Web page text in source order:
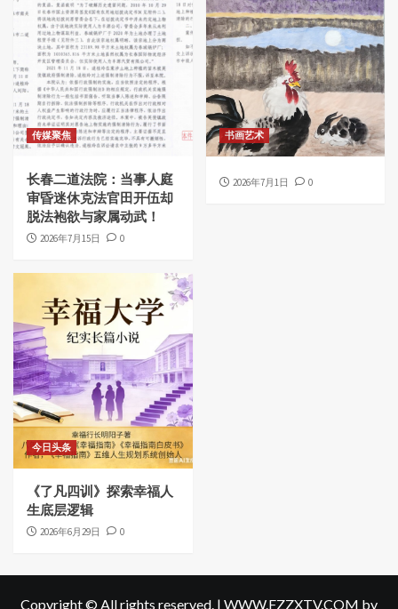
传媒聚焦
长春二道法院：当事人庭
审昏迷休克法官田开伍却
脱法袍欲与家属动武！
2026年7月15日 0
书画艺术
2026年7月1日 0
今日头条
《了凡四训》探索幸福人
生底层逻辑
2026年6月29日 0
Copyright © All rights reserved. | WWW.FZZXTV.COM by